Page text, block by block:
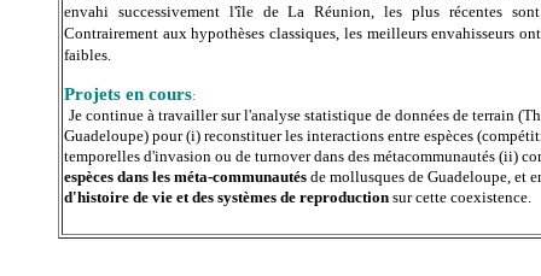
envahi successivement l'île de La Réunion, les plus récentes
Contrairement aux hypothèses classiques, les meilleurs envahisseurs
faibles.
Projets en cours:
Je continue à travailler surl'analyse statistique de données de terrain
Guadeloupe) pour (i) reconstituer les interactions entre espèces
temporelles d'invasion ou de turnover dans des métacommunautés (ii)
espèces dans les méta-communautés de mollusques de Guadeloupe, et
d'histoire de vie et des systèmes de reproduction sur cette coexistence.